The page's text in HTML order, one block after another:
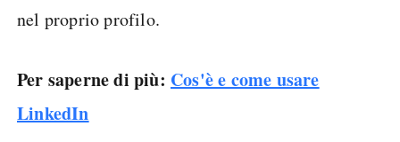
nel proprio profilo.
Per saperne di più: Cos'è e come usare
LinkedIn